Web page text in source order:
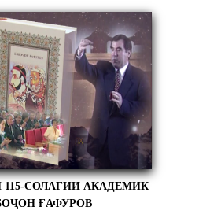
СОЛАГИИ АКАДЕМИК
ҒАФУРОВ